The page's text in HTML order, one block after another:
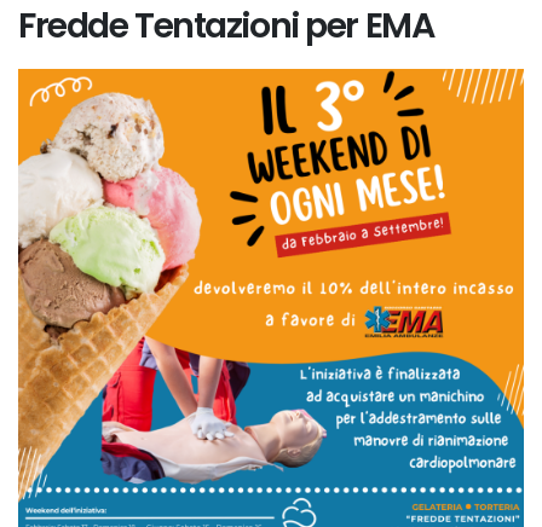
Fredde Tentazioni per EMA